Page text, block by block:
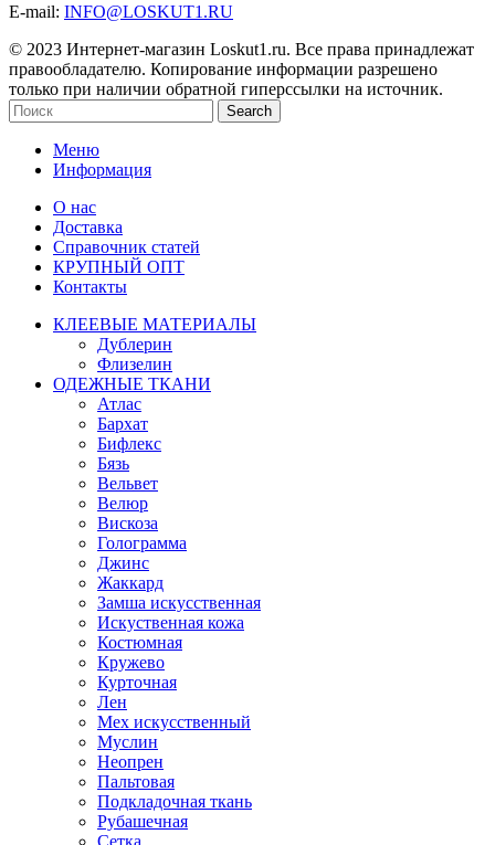
E-mail: INFO@LOSKUT1.RU
© 2023 Интернет-магазин Loskut1.ru. Все права принадлежат
правообладателю. Копирование информации разрешено
только при наличии обратной гиперссылки на источник.
Search
Меню
Информация
О нас
Доставка
Справочник статей
КРУПНЫЙ ОПТ
Контакты
КЛЕЕВЫЕ МАТЕРИАЛЫ
Дублерин
Флизелин
ОДЕЖНЫЕ ТКАНИ
Атлас
Бархат
Бифлекс
Бязь
Вельвет
Велюр
Вискоза
Голограмма
Джинс
Жаккард
Замша искусственная
Искуственная кожа
Костюмная
Кружево
Курточная
Лен
Мех искусственный
Муслин
Неопрен
Пальтовая
Подкладочная ткань
Рубашечная
Сетка